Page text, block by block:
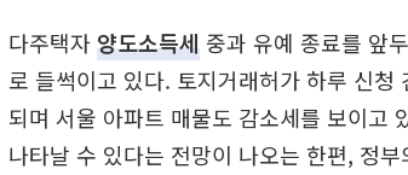
다주택자양도소득세 중과 유예 종료를 앞
로 들썩이고 있다. 토지거래허가 하루 신
되며 서울 아파트 매물도 감소세를 보이고
나타날 수 있다는 전망이 나오는 한편, 정